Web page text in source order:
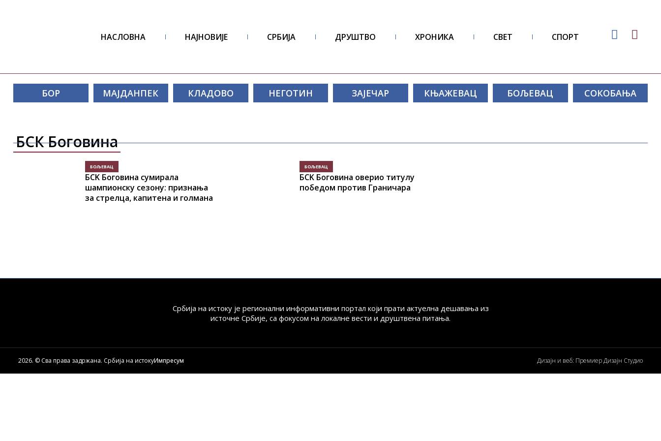
НАСЛОВНА НАЈНОВИЈЕ СРБИЈА ДРУШТВО ХРОНИКА СВЕТ СПОРТ
БОР МАЈДАНПЕК КЛАДОВО НЕГОТИН ЗАЈЕЧАР КЊАЖЕВАЦ БОЉЕВАЦ СОКОБАЊА
БСК Боговина
БОЉЕВАЦ
БСK Боговина сумирала
шампионску сезону: признања
за стрелца, капитена и голмана
БОЉЕВАЦ
БСK Боговина оверио титулу
победом против Граничара
Србија на истоку је регионални информативни портал који прати актуелна дешавања из
источне Србије, са фокусом на локалне вести и друштвена питања.
2026. © Сва права задржана. Србија на истокуИмпресум Дизајн и веб: Премиер Дизајн Студио